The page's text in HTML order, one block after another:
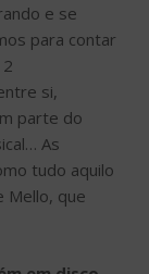
e se
para contar
si,
parte do
As
tudo aquilo
Mello, que